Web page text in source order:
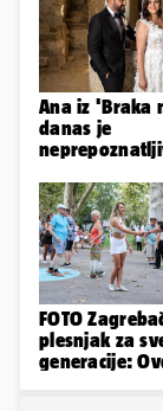
Ana iz 'Braka
danas je
ovako sad
FOTO
plesnjak za
generacije: